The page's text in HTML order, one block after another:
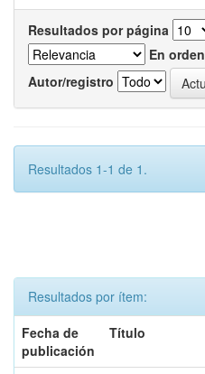
Resultados por página
En orden
Autor/registro
Resultados 1-1 de 1.
Resultados por ítem:
Fecha de
publicación
Título